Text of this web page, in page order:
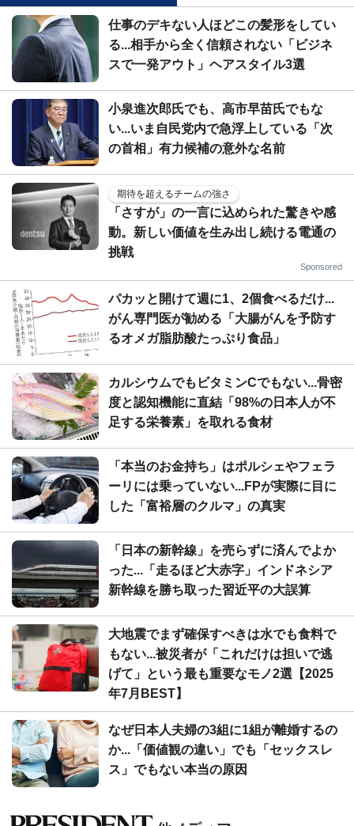
仕事のデキない人ほどこの髪形をしてい
る...相手から全く信頼されない「ビジネ
スで一発アウト」ヘアスタイル3選
小泉進次郎氏でも、高市早苗氏でもな
い...いま自民党内で急浮上している「次
の首相」有力候補の意外な名前
期待を超えるチームの強さ
「さすが」の一言に込められた驚きや感
動。新しい価値を生み出し続ける電通の
挑戦
Sponsored
パカッと開けて週に1、2個食べるだけ...
がん専門医が勧める「大腸がんを予防す
るオメガ脂肪酸たっぷり食品」
カルシウムでもビタミンCでもない...骨密
度と認知機能に直結「98%の日本人が不
足する栄養素」を取れる食材
「本当のお金持ち」はポルシェやフェラ
ーリには乗っていない...FPが実際に目に
した「富裕層のクルマ」の真実
「日本の新幹線」を売らずに済んでよか
った...「走るほど大赤字」インドネシア
新幹線を勝ち取った習近平の大誤算
大地震でまず確保すべきは水でも食料で
もない...被災者が「これだけは担いで逃
げて」という最も重要なモノ2選【2025
年7月BEST】
なぜ日本人夫婦の3組に1組が離婚するの
か...「価値観の違い」でも「セックスレ
ス」でもない本当の原因